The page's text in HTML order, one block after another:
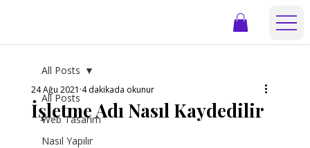
All Posts
Web Tasarım
Nasıl Yapılır
All Posts
İşletme Adı Nasıl Kaydedilir
24 Ağu 2021 4 dakikada okunur